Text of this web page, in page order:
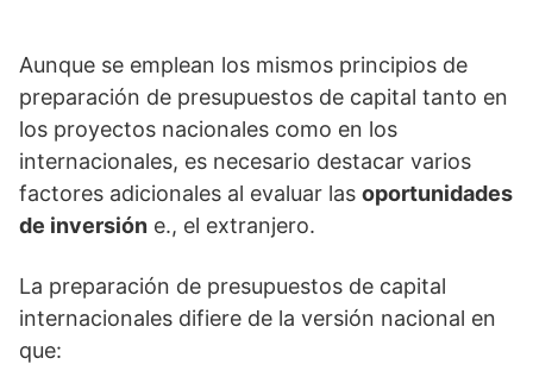
Aunque se emplean los mismos principios de
preparación de presupuestos de capital tanto en
los proyectos nacionales como en los
internacionales, es necesario destacar varios
factores adicionales al evaluar las oportunidades
de inversión e., el extranjero.
La preparación de presupuestos de capital
internacionales difiere de la versión nacional en
que: